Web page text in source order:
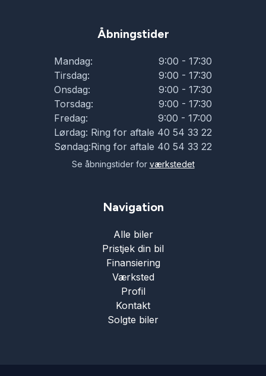
Åbningstider
Mandag:
9:00 - 17:30
Tirsdag:
9:00 - 17:30
Onsdag:
9:00 - 17:30
Torsdag:
9:00 - 17:30
Fredag:
9:00 - 17:00
Lørdag: Ring for aftale 40 54 33 22
Søndag:Ring for aftale 40 54 33 22
Se åbningstider for værkstedet
Navigation
Alle biler
Pristjek din bil
Finansiering
Værksted
Profil
Kontakt
Solgte biler